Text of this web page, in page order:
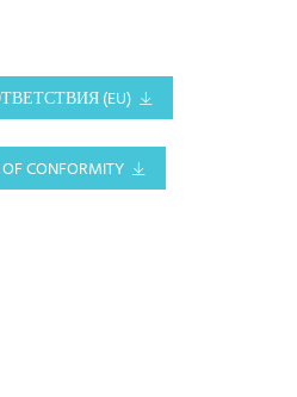
(EU)
CONFORMITY